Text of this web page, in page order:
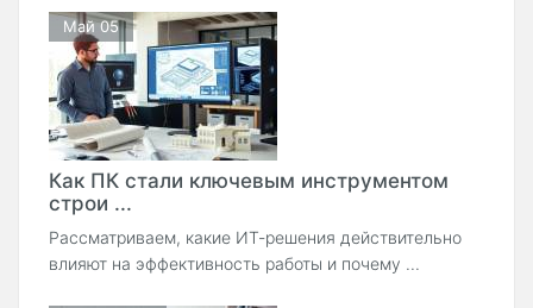
Май 05
Как ПК стали ключевым инструментом
строи ...
Рассматриваем, какие ИТ-решения действительно
влияют на эффективность работы и почему ...